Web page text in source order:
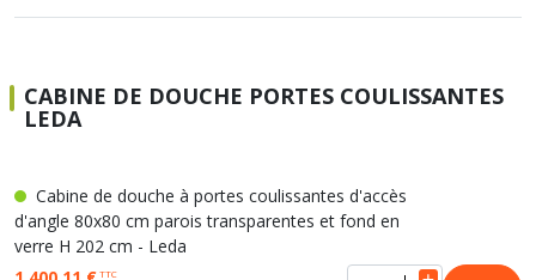
CABINE DE DOUCHE PORTES COULISSANTES
LEDA
Cabine de douche à portes coulissantes d'accès
d'angle 80x80 cm parois transparentes et fond en
verre H 202 cm - Leda
TTC